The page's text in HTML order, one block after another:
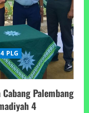
PLG
Palembang
4